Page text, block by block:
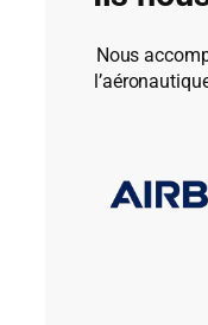
Nous